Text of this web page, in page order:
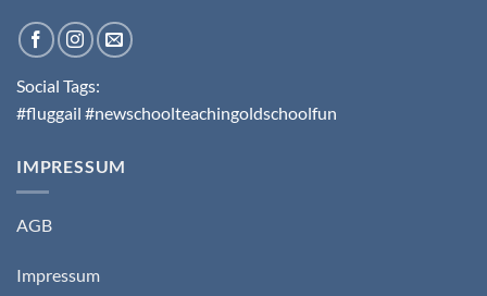
Social Tags:
#fluggail #newschoolteachingoldschoolfun
IMPRESSUM
AGB
Impressum